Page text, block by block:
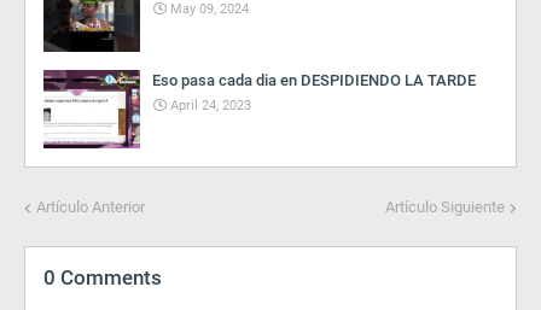
May 09, 2024
Eso pasa cada dia en DESPIDIENDO LA TARDE
April 24, 2023
Artículo Anterior Artículo Siguiente
0 Comments